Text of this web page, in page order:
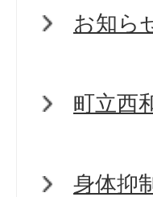
お知ら
町立西
身体抑